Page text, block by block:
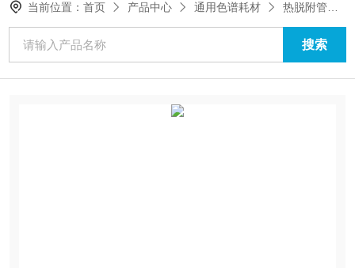
当前位置：首页 产品中心 通用色谱耗材 热脱附管